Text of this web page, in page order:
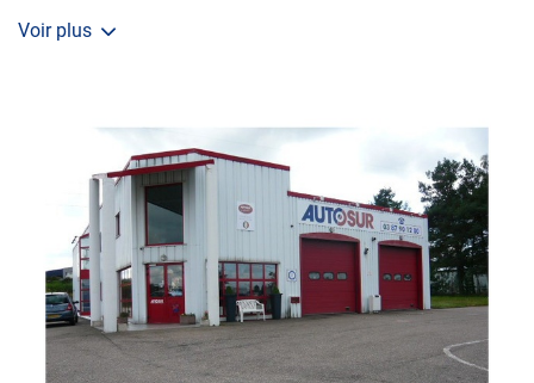
• le contrôle technique obligatoire
• le contrôle pollution
• le contrôle des véhicules hybrides ou électriques
• le contrôle technique des véhicules GPL/Gaz*
• le contrôle de la Catégorie L (moto, scooter, mobylette, 3
roues, quad, voiturette, voiture sans permis)
• le pré-contrôle contrôle technique ou contrôle technique
Voir plus